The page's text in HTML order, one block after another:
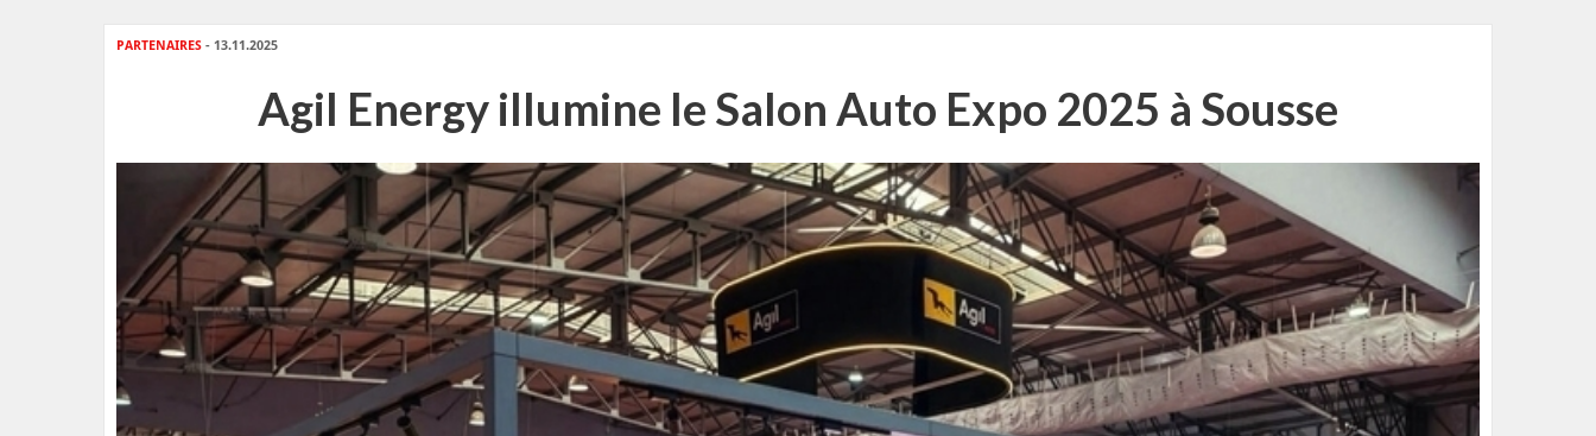
PARTENAIRES - 13.11.2025
Agil Energy illumine le Salon Auto Expo 2025 à Sousse